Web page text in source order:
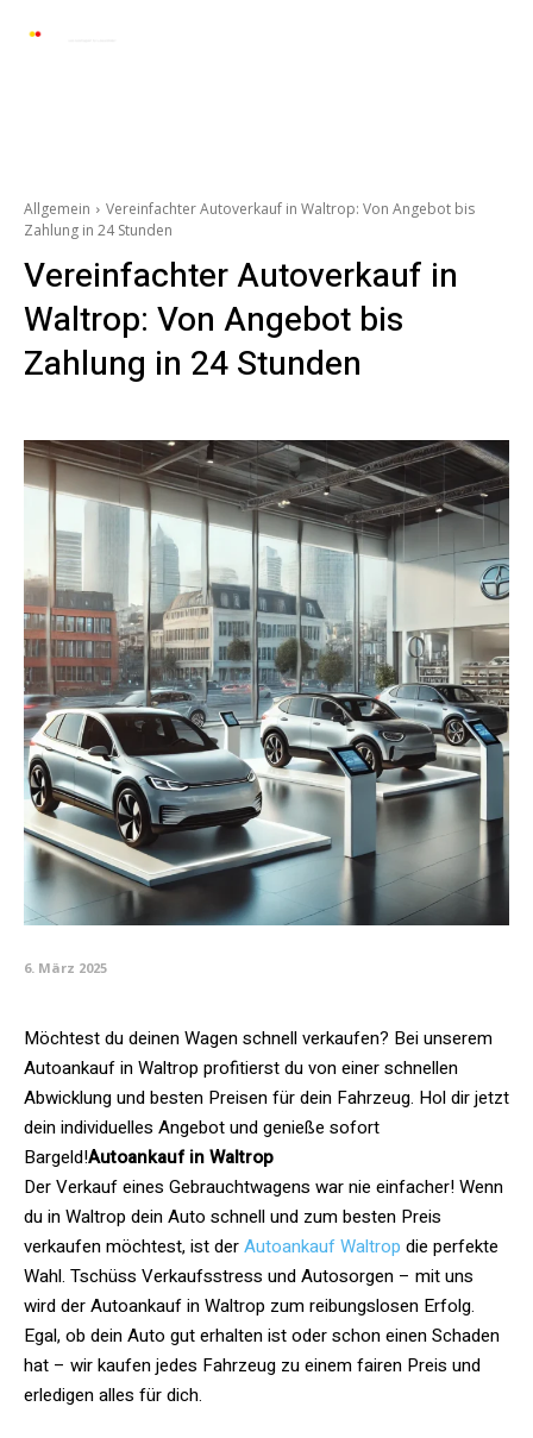
Allgemein
Vereinfachter Autoverkauf in Waltrop: Von Angebot bis
Zahlung in 24 Stunden
Vereinfachter Autoverkauf in
Waltrop: Von Angebot bis
Zahlung in 24 Stunden
6. März 2025
Möchtest du deinen Wagen schnell verkaufen? Bei unserem
Autoankauf in Waltrop profitierst du von einer schnellen
Abwicklung und besten Preisen für dein Fahrzeug. Hol dir jetzt
dein individuelles Angebot und genieße sofort
Bargeld!Autoankauf in Waltrop
Der Verkauf eines Gebrauchtwagens war nie einfacher! Wenn
du in Waltrop dein Auto schnell und zum besten Preis
verkaufen möchtest, ist derAutoankauf Waltrop die perfekte
Wahl. Tschüss Verkaufsstress und Autosorgen – mit uns
wird der Autoankauf in Waltrop zum reibungslosen Erfolg.
Egal, ob dein Auto gut erhalten ist oder schon einen Schaden
hat – wir kaufen jedes Fahrzeug zu einem fairen Preis und
erledigen alles für dich.